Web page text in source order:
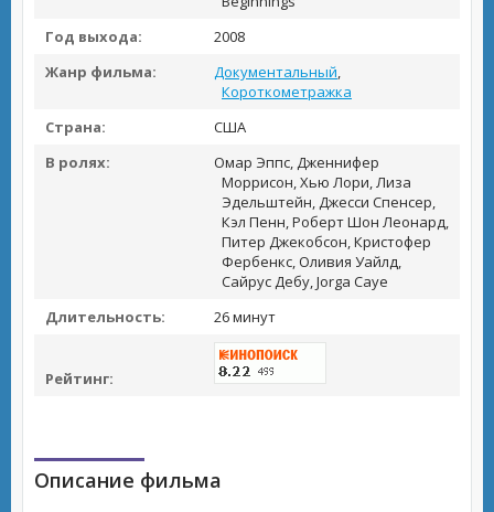
Год выхода:
2008
Жанр фильма:
Документальный,
Короткометражка
Страна:
США
В ролях:
Омар Эппс, Дженнифер
Моррисон, Хью Лори, Лиза
Эдельштейн, Джесси Спенсер,
Кэл Пенн, Роберт Шон Леонард,
Питер Джекобсон, Кристофер
Фербенкс, Оливия Уайлд,
Сайрус Дебу, Jorga Caye
Длительность:
26 минут
Рейтинг:
Описание фильма